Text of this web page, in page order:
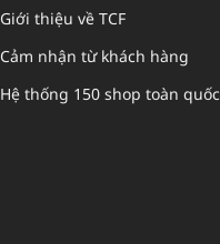
Giới thiệu về TCF
Cảm nhận từ khách hàng
Hệ thống 150 shop toàn quốc